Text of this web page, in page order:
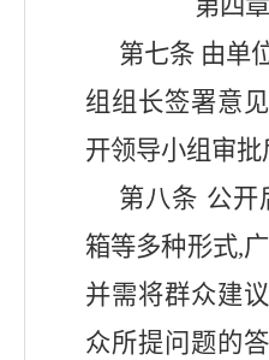
第四章
第七条 由单
组组长签署意
开领导小组审批
第八条 公开
箱等多种形式,
并需将群众建
众所提问题的